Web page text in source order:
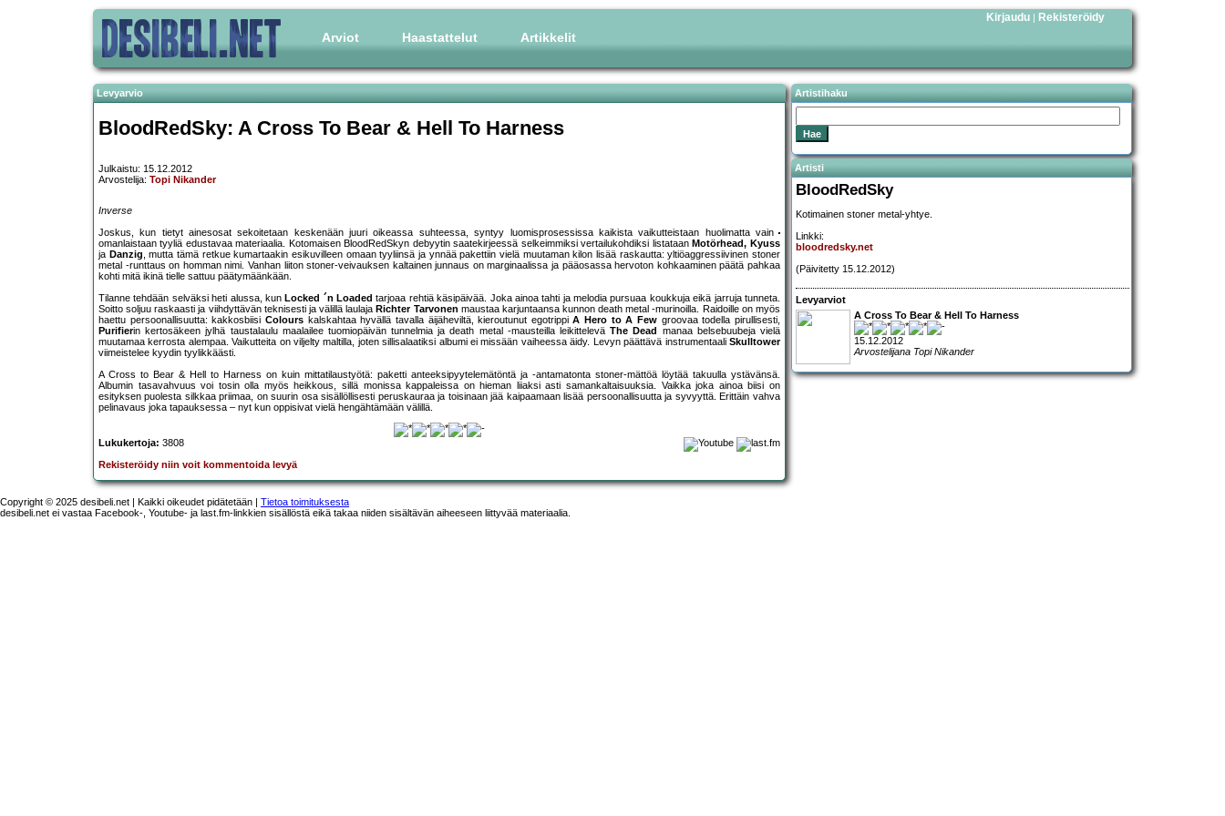
Arviot Haastattelut Artikkelit
Kirjaudu | Rekisteröidy
Levyarvio
BloodRedSky: A Cross To Bear & Hell To Harness
Julkaistu: 15.12.2012
Arvostelija: Topi Nikander
Inverse
Joskus, kun tietyt ainesosat sekoitetaan keskenään juuri oikeassa suhteessa, syntyy luomisprosessissa kaikista vaikutteistaan huolimatta vain
omanlaistaan tyyliä edustavaa materiaalia. Kotomaisen BloodRedSkyn debyytin saatekirjeessä selkeimmiksi vertailukohdiksi listataan Motörhead, Kyuss
ja Danzig, mutta tämä retkue kumartaakin esikuvilleen omaan tyyliinsä ja ynnää pakettiin vielä muutaman kilon lisää raskautta: yltiöaggressiivinen stoner
metal -runttaus on homman nimi. Vanhan liiton stoner-veivauksen kaltainen junnaus on marginaalissa ja pääosassa hervoton kohkaaminen päätä pahkaa
kohti mitä ikinä tielle sattuu päätymäänkään.
Tilanne tehdään selväksi heti alussa, kun Locked ´n Loaded tarjoaa rehtiä käsipäivää. Joka ainoa tahti ja melodia pursuaa koukkuja eikä jarruja tunneta.
Soitto soljuu raskaasti ja viihdyttävän teknisesti ja välillä laulaja Richter Tarvonen maustaa karjuntaansa kunnon death metal -murinoilla. Raidoille on myös
haettu persoonallisuutta: kakkosbiisi Colourskalskahtaa hyvällä tavalla äijäheviltä, kieroutunut egotrippiA Hero to A Few groovaa todella pirullisesti,
Purifierin kertosäkeen jylhä taustalaulu maalailee tuomiopäivän tunnelmia ja death metal -mausteilla leikitteleväThe Dead
manaa belsebuubeja vielä
muutamaa kerrosta alempaa. Vaikutteita on viljelty maltilla, joten sillisalaatiksi albumi ei missään vaiheessa äidy. Levyn päättävä instrumentaali Skulltower
viimeistelee kyydin tyylikkäästi.
A Cross to Bear & Hell to Harness on kuin mittatilaustyötä: paketti anteeksipyytelemätöntä ja -antamatonta stoner-mättöä löytää takuulla ystävänsä.
Albumin tasavahvuus voi tosin olla myös heikkous, sillä monissa kappaleissa on hieman liiaksi asti samankaltaisuuksia. Vaikka joka ainoa biisi on
esityksen puolesta silkkaa priimaa, on suurin osa sisällöllisesti peruskauraa ja toisinaan jää kaipaamaan lisää persoonallisuutta ja syvyyttä. Erittäin vahva
pelinavaus joka tapauksessa – nyt kun oppisivat vielä hengähtämään välillä.
Lukukertoja: 3808
Rekisteröidy niin voit kommentoida levyä
Artistihaku
Artisti
BloodRedSky
Kotimainen stoner metal-yhtye.
Linkki:
bloodredsky.net
(Päivitetty 15.12.2012)
Levyarviot
A Cross To Bear & Hell To Harness
15.12.2012
Arvostelijana Topi Nikander
Copyright © 2025 desibeli.net | Kaikki oikeudet pidätetään | Tietoa toimituksesta
desibeli.net ei vastaa Facebook-, Youtube- ja last.fm-linkkien sisällöstä eikä takaa niiden sisältävän aiheeseen liittyvää materiaalia.